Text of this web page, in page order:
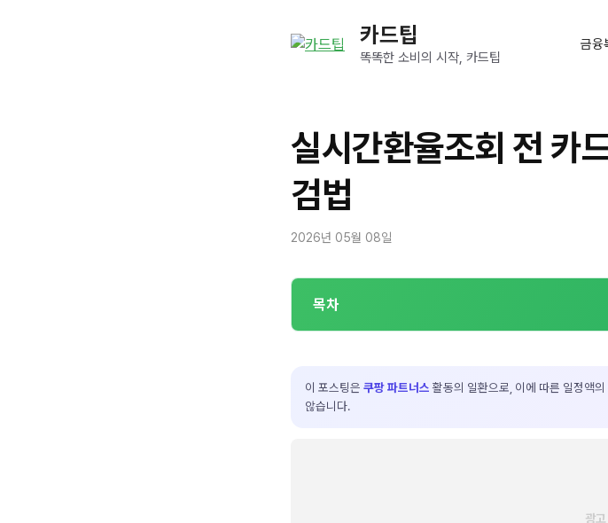
카드팁
똑똑한 소비의 시작, 카드팁
금융
실시간환율조회 전 카
검법
2026년 05월 08일
목차
이 포스팅은 쿠팡 파트너스 활동의 일환으로, 이에 따른 일정액
않습니다.